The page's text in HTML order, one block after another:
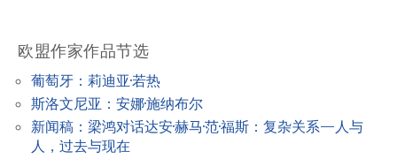
v
i
g
a
欧盟作家作品节选
葡萄牙：莉迪亚·若热
斯洛文尼亚：安娜·施纳布尔
新闻稿：梁鸿对话达安·赫马·范·福斯：复杂关系—人与
人，过去与现在